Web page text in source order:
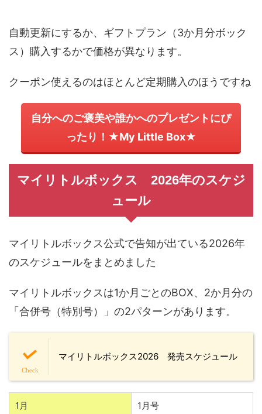
自動更新にするか、ギフトプラン（3か月分ボック
ス）購入するかで価格が異なります。
クーポン使えるのはほとんど定期購入のほうですね
自分へのご褒美や誰かへのプレゼントにぴ
ったり！★My Little Box★
マイリトルボックス 2026年のスケジ
ュール
マイリトルボックス公式で告知が出ている2026年
のスケジュールをまとめました
マイリトルボックスは1か月ごとのBOX、2か月分の
「合併号（特別号）」の2パターンがあります。
マイリトルボックス2026 発売スケジュール
1月 1月号